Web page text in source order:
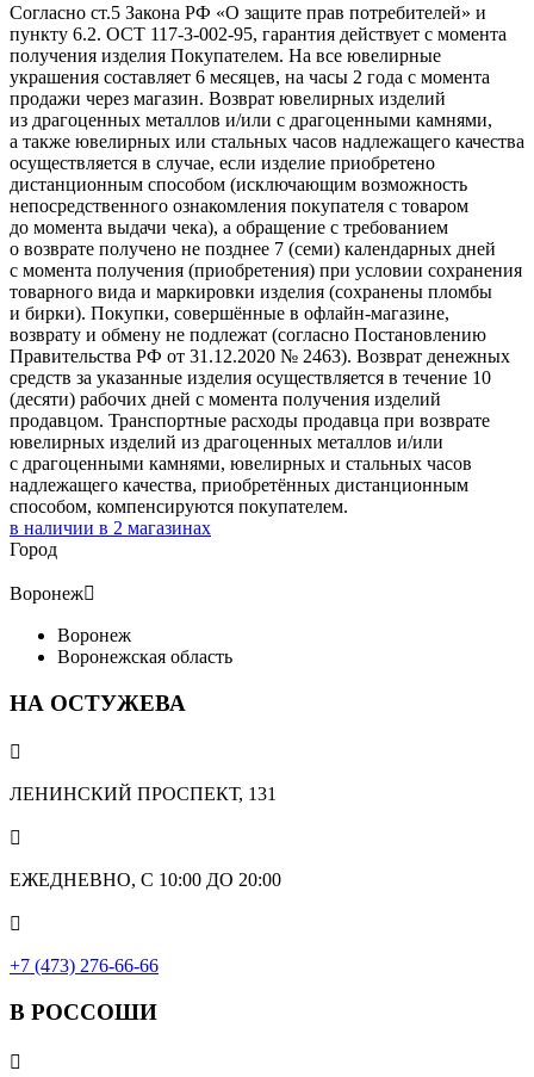
Согласно ст.5 Закона РФ «О защите прав потребителей» и
пункту 6.2. ОСТ 117-3-002-95, гарантия действует с момента
получения изделия Покупателем. На все ювелирные
украшения составляет 6 месяцев, на часы 2 года с момента
продажи через магазин. Возврат ювелирных изделий
из драгоценных металлов и/или с драгоценными камнями,
а также ювелирных или стальных часов надлежащего качества
осуществляется в случае, если изделие приобретено
дистанционным способом (исключающим возможность
непосредственного ознакомления покупателя с товаром
до момента выдачи чека), а обращение с требованием
о возврате получено не позднее 7 (семи) календарных дней
с момента получения (приобретения) при условии сохранения
товарного вида и маркировки изделия (сохранены пломбы
и бирки). Покупки, совершённые в офлайн-магазине,
возврату и обмену не подлежат (согласно Постановлению
Правительства РФ от 31.12.2020 № 2463). Возврат денежных
средств за указанные изделия осуществляется в течение 10
(десяти) рабочих дней с момента получения изделий
продавцом. Транспортные расходы продавца при возврате
ювелирных изделий из драгоценных металлов и/или
с драгоценными камнями, ювелирных и стальных часов
надлежащего качества, приобретённых дистанционным
способом, компенсируются покупателем.
в наличии в 2 магазинах
Город
Воронеж
Воронеж
Воронежская область
НА ОСТУЖЕВА

ЛЕНИНСКИЙ ПРОСПЕКТ, 131

ЕЖЕДНЕВНО, С 10:00 ДО 20:00

+7 (473) 276-66-66
В РОССОШИ
